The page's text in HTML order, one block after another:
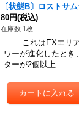
〔状態B〕ロストサ
80円(税込)
在庫数 1枚
これはEXエリア
ワーが進化したとき
ターが2個以上…